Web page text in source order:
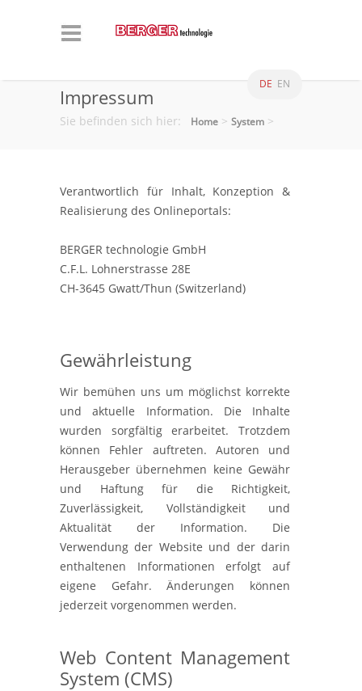
DE EN
Impressum
Sie befinden sich hier: Home > System >
Verantwortlich für Inhalt, Konzeption &
Realisierung des Onlineportals:
BERGER technologie GmbH
C.F.L. Lohnerstrasse 28E
CH-3645 Gwatt/Thun (Switzerland)
Gewährleistung
Wir bemühen uns um möglichst korrekte
und aktuelle Information. Die Inhalte
wurden sorgfältig erarbeitet. Trotzdem
können Fehler auftreten. Autoren und
Herausgeber übernehmen keine Gewähr
und Haftung für die Richtigkeit,
Zuverlässigkeit, Vollständigkeit und
Aktualität der Information. Die
Verwendung der Website und der darin
enthaltenen Informationen erfolgt auf
eigene Gefahr. Änderungen können
jederzeit vorgenommen werden.
Web Content Management
System (CMS)